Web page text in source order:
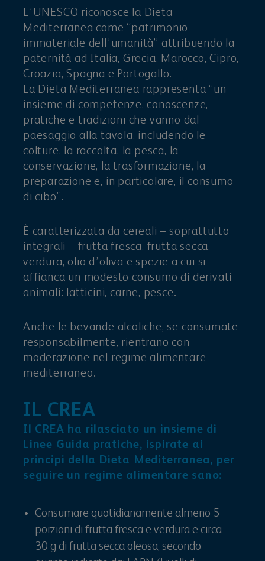
L’UNESCO riconosce la Dieta
Mediterranea come “patrimonio
immateriale dell’umanità” attribuendo la
paternità ad Italia, Grecia, Marocco, Cipro,
Croazia, Spagna e Portogallo.
La Dieta Mediterranea rappresenta “un
insieme di competenze, conoscenze,
pratiche e tradizioni che vanno dal
paesaggio alla tavola, includendo le
colture, la raccolta, la pesca, la
conservazione, la trasformazione, la
preparazione e, in particolare, il consumo
di cibo”.
È caratterizzata da cereali – soprattutto
integrali – frutta fresca, frutta secca,
verdura, olio d’oliva e spezie a cui si
affianca un modesto consumo di derivati
animali: latticini, carne, pesce.
Anche le bevande alcoliche, se consumate
responsabilmente, rientrano con
moderazione nel regime alimentare
mediterraneo.
IL CREA
Il CREA ha rilasciato un insieme di
Linee Guida pratiche, ispirate ai
principi della Dieta Mediterranea, per
seguire un regime alimentare sano:
Consumare quotidianamente almeno 5
porzioni di frutta fresca e verdura e circa
30 g di frutta secca oleosa, secondo